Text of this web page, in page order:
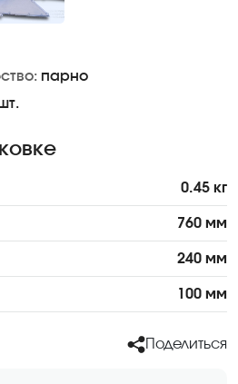
парно
0.45 кг
760 мм
240 мм
100 мм
Поделиться